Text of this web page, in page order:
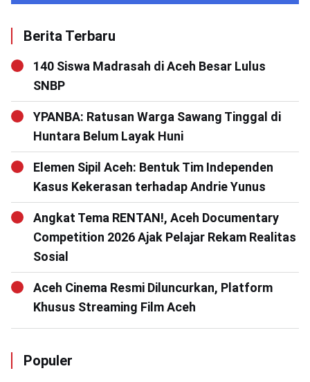
Berita Terbaru
140 Siswa Madrasah di Aceh Besar Lulus
SNBP
YPANBA: Ratusan Warga Sawang Tinggal di
Huntara Belum Layak Huni
Elemen Sipil Aceh: Bentuk Tim Independen
Kasus Kekerasan terhadap Andrie Yunus
Angkat Tema RENTAN!, Aceh Documentary
Competition 2026 Ajak Pelajar Rekam Realitas
Sosial
Aceh Cinema Resmi Diluncurkan, Platform
Khusus Streaming Film Aceh
Populer